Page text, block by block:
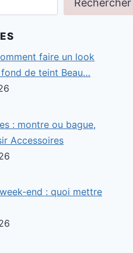
Rechercher
faire un look
de teint Beau…
: montre ou bague,
Accessoires
end : quoi mettre